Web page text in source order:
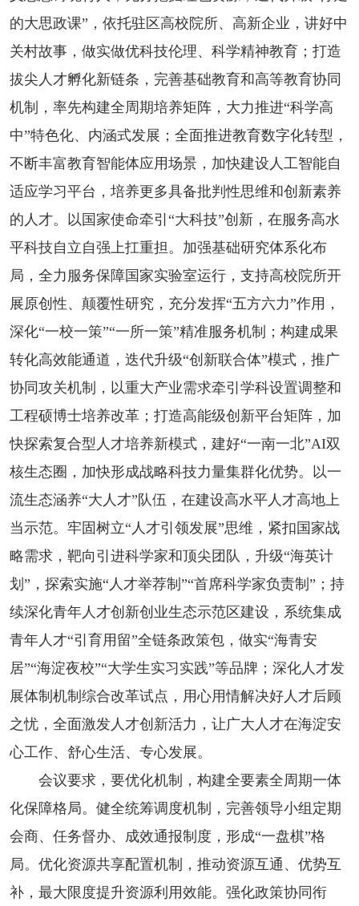
的大思政课”，依托驻区高校院所、高新企业，讲好中
关村故事，做实做优科技伦理、科学精神教育；打造
拔尖人才孵化新链条，完善基础教育和高等教育协同
机制，率先构建全周期培养矩阵，大力推进“科学高
中”特色化、内涵式发展；全面推进教育数字化转型，
不断丰富教育智能体应用场景，加快建设人工智能自
适应学习平台，培养更多具备批判性思维和创新素养
的人才。以国家使命牵引“大科技”创新，在服务高水
平科技自立自强上扛重担。加强基础研究体系化布
局，全力服务保障国家实验室运行，支持高校院所开
展原创性、颠覆性研究，充分发挥“五方六力”作用，
深化“一校一策”“一所一策”精准服务机制；构建成果
转化高效能通道，迭代升级“创新联合体”模式，推广
协同攻关机制，以重大产业需求牵引学科设置调整和
工程硕博士培养改革；打造高能级创新平台矩阵，加
快探索复合型人才培养新模式，建好“一南一北”AI双
核生态圈，加快形成战略科技力量集群化优势。以一
流生态涵养“大人才”队伍，在建设高水平人才高地上
当示范。牢固树立“人才引领发展”思维，紧扣国家战
略需求，靶向引进科学家和顶尖团队，升级“海英计
划”，探索实施“人才举荐制”“首席科学家负责制”；持
续深化青年人才创新创业生态示范区建设，系统集成
青年人才“引育用留”全链条政策包，做实“海青安
居”“海淀夜校”“大学生实习实践”等品牌；深化人才发
展体制机制综合改革试点，用心用情解决好人才后顾
之忧，全面激发人才创新活力，让广大人才在海淀安
心工作、舒心生活、专心发展。
会议要求，要优化机制，构建全要素全周期一体
化保障格局。健全统筹调度机制，完善领导小组定期
会商、任务督办、成效通报制度，形成“一盘棋”格
局。优化资源共享配置机制，推动资源互通、优势互
补，最大限度提升资源利用效能。强化政策协同衔